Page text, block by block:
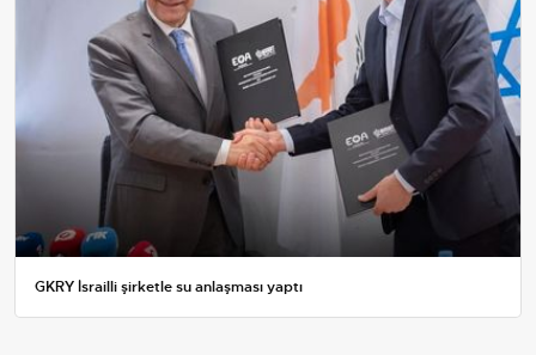
GKRY İsrailli şirketle su anlaşması yaptı